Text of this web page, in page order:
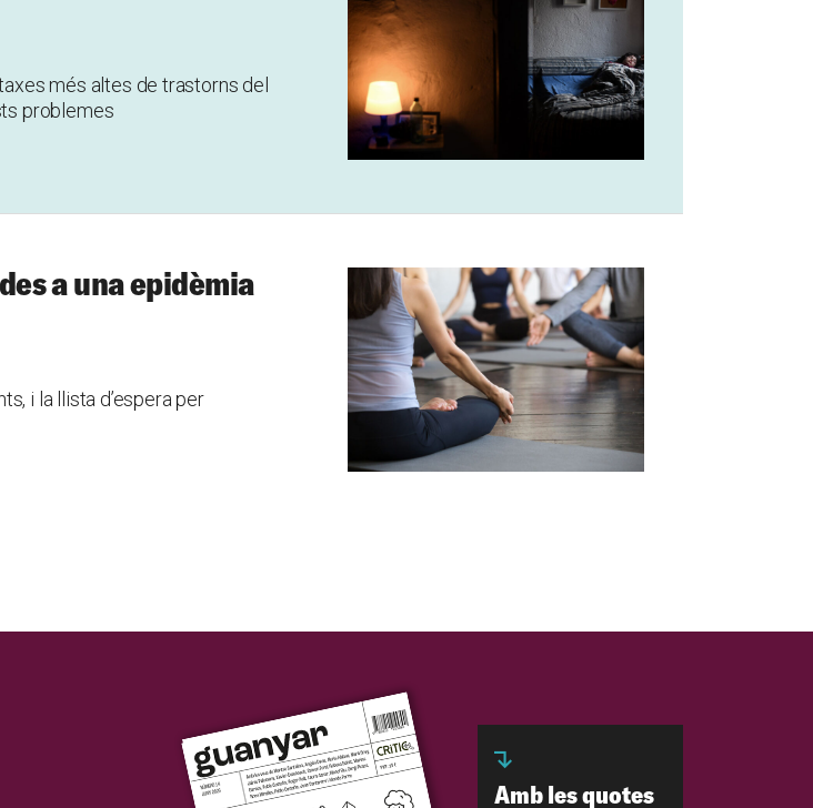
més altes de trastorns del
problemes
a una epidèmia
i la llista d’espera per
Amb les quotes